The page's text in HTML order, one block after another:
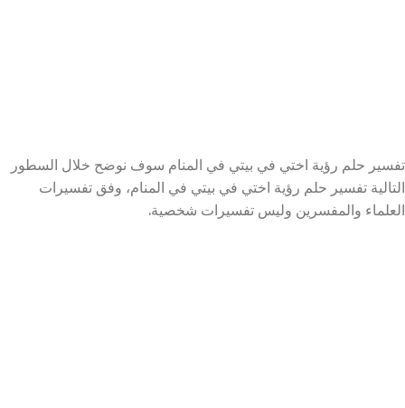
تفسير حلم رؤية اختي في بيتي في المنام سوف نوضح خلال السطور
التالية تفسير حلم رؤية اختي في بيتي في المنام، وفق تفسيرات
العلماء والمفسرين وليس تفسيرات شخصية.